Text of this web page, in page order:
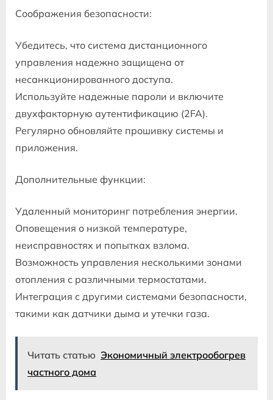
Соображения безопасности:
Убедитесь, что система дистанционного
управления надежно защищена от
несанкционированного доступа.
Используйте надежные пароли и включите
двухфакторную аутентификацию (2FA).
Регулярно обновляйте прошивку системы и
приложения.
Дополнительные функции:
Удаленный мониторинг потребления энергии.
Оповещения о низкой температуре,
неисправностях и попытках взлома.
Возможность управления несколькими зонами
отопления с различными термостатами.
Интеграция с другими системами безопасности,
такими как датчики дыма и утечки газа.
Читать статью Экономичный электрообогрев
частного дома